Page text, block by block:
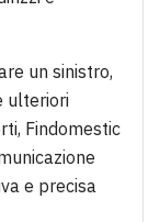
un sinistro,
ulteriori
Findomestic
e precisa